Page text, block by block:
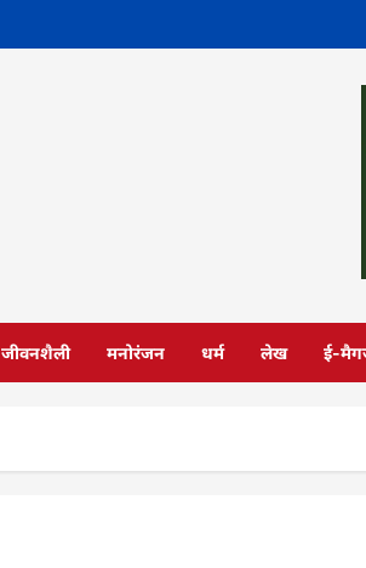
जीवनशैली मनोरंजन धर्म लेख ई-